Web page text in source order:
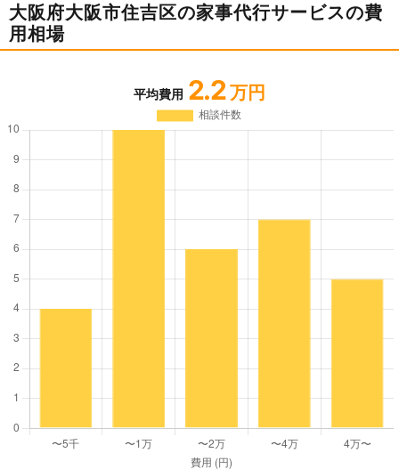
大阪府大阪市住吉区の家事代行サービスの費
用相場
平均費用 2.2 万円